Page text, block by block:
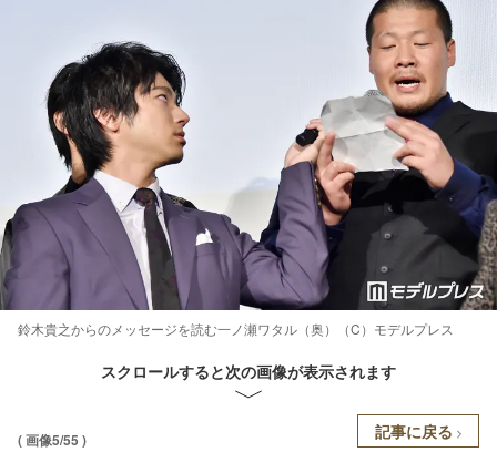
鈴木貴之からのメッセージを読む一ノ瀬ワタル（奥）（C）モデルプレス
スクロールすると次の画像が表示されます
( 画像5/55 ) 記事に戻る